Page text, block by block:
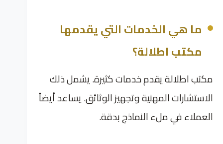
ما هي الخدمات التي يقدمها
مكتب اطلالة؟
مكتب اطلالة يقدم خدمات كثيرة. يشمل ذلك
الاستشارات المهنية وتجهيز الوثائق. يساعد أيضاً
العملاء في ملء النماذج بدقة.